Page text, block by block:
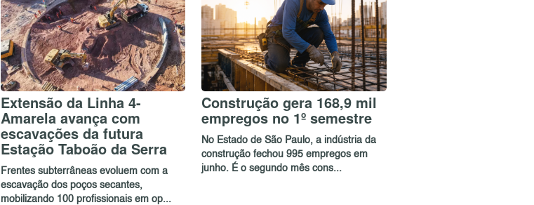
Extensão da Linha 4-
Amarela avança com
escavações da futura
Estação Taboão da Serra
Frentes subterrâneas evoluem com a
escavação dos poços secantes,
mobilizando 100 profissionais em op...
Construção gera 168,9 mil
empregos no 1º semestre
No Estado de São Paulo, a indústria da
construção fechou 995 empregos em
junho. É o segundo mês cons...